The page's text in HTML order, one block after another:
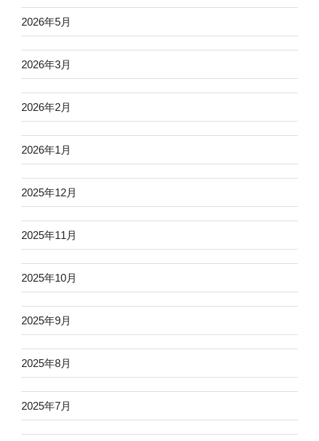
2026年5月
2026年3月
2026年2月
2026年1月
2025年12月
2025年11月
2025年10月
2025年9月
2025年8月
2025年7月